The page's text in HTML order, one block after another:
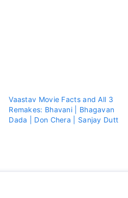
Vaastav Movie Facts and All 3
Remakes: Bhavani | Bhagavan
Dada | Don Chera | Sanjay Dutt